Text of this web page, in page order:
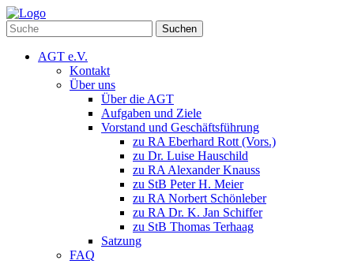
Suchen
AGT e.V.
Kontakt
Über uns
Über die AGT
Aufgaben und Ziele
Vorstand und Geschäftsführung
zu RA Eberhard Rott (Vors.)
zu Dr. Luise Hauschild
zu RA Alexander Knauss
zu StB Peter H. Meier
zu RA Norbert Schönleber
zu RA Dr. K. Jan Schiffer
zu StB Thomas Terhaag
Satzung
FAQ